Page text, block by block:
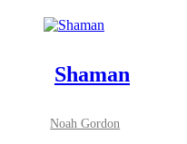
Shaman
Noah Gordon